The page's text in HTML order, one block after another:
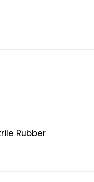
Rubber